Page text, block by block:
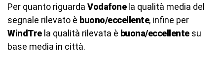
Per quanto riguarda Vodafonela qualità media del
segnale rilevato è buono/eccellente, infine per
WindTrela qualità rilevata è buona/eccellentesu
base media in città.